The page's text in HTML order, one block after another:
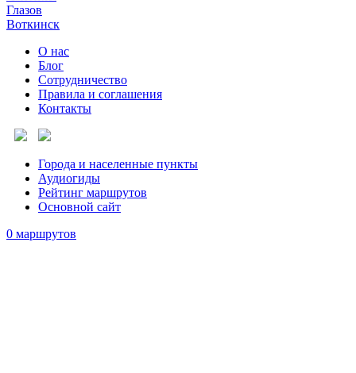
Глазов
Воткинск
О нас
Блог
Сотрудничество
Правила и соглашения
Контакты
Города и населенные пункты
Аудиогиды
Рейтинг маршрутов
Основной сайт
0 маршрутов